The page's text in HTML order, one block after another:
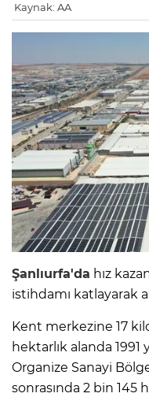
Kaynak: AA
Şanlıurfa'da hız
istihdamı katlayarak
Kent merkezine 17
hektarlık alanda 1991
Organize Sanayi
sonrasında 2 bin 145